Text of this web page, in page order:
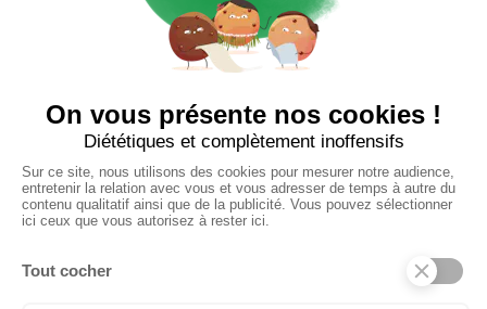
Nous sommes connectés
pour répondre à tous vos besoins
SUIVEZ-NOUS